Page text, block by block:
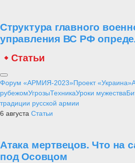
Структура главного
управления ВС РФ
Статьи
Форум «АРМИЯ-2023»Проект «Украина»
рубежомУгрозыТехникаУроки мужества
традиции русской армии
6 августа Статьи
Атака мертвецов. Что на
под Осовцом